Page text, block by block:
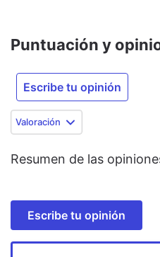
Puntuación y
Escribe tu opinión
Valoración
Resumen de las
Escribe tu opinión